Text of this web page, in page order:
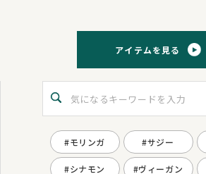
アイテムを見る
#モリンガ #サジー
#シナモン #ヴィーガン